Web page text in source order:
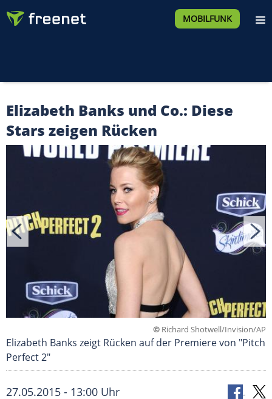
MOBILFUNK
Elizabeth Banks und Co.: Diese
Stars zeigen Rücken
© Richard Shotwell/Invision/AP
Elizabeth Banks zeigt Rücken auf der Premiere von "Pitch
Perfect 2"
27.05.2015 - 13:00 Uhr